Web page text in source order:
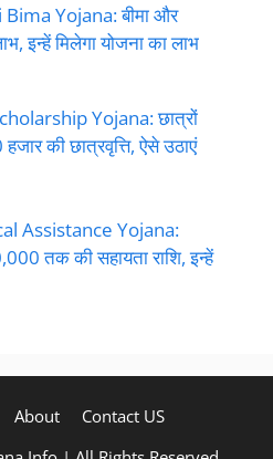
Yojana: बीमा और
इन्हें मिलेगा योजना का लाभ
Yojana: छात्रों
की छात्रवृत्ति, ऐसे उठाएं
Assistance Yojana:
तक की सहायता राशि, इन्हें
About
Contact US